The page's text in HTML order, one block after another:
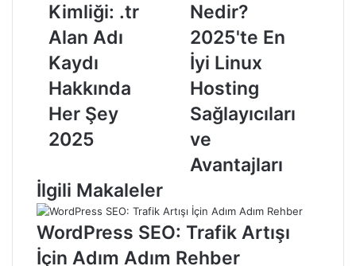
Kimliği: .tr
Alan Adı
Kaydı
Hakkında
Her Şey
2025
Nedir?
2025'te En
İyi Linux
Hosting
Sağlayıcıları
ve
Avantajları
İlgili Makaleler
WordPress SEO: Trafik Artışı
İçin Adım Adım Rehber